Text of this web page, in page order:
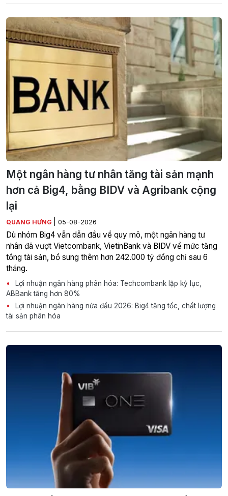
Một ngân hàng tư nhân tăng tài sản mạnh
hơn cả Big4, bằng BIDV và Agribank cộng
lại
QUANG HƯNG 05-08-2026
Dù nhóm Big4 vẫn dẫn đầu về quy mô, một ngân hàng tư
nhân đã vượt Vietcombank, VietinBank và BIDV về mức tăng
tổng tài sản, bổ sung thêm hơn 242.000 tỷ đồng chỉ sau 6
tháng.
Lợi nhuận ngân hàng phân hóa: Techcombank lập kỷ lục,
ABBank tăng hơn 80%
Lợi nhuận ngân hàng nửa đầu 2026: Big4 tăng tốc, chất lượng
tài sản phân hóa